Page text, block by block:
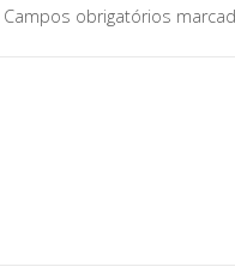
Campos obrigatórios